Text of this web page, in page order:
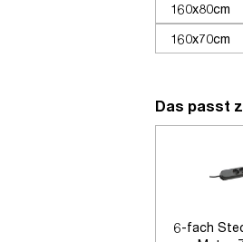
160x80cm
160x70cm
Das passt
6-fach